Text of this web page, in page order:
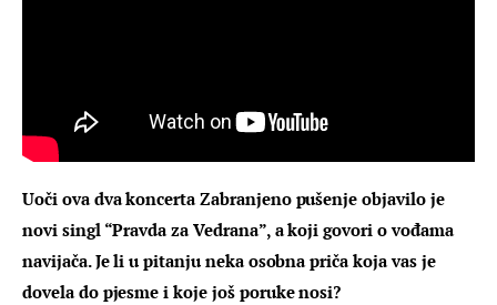
Uoči ova dva koncerta Zabranjeno pušenje objavilo je
novi singl “Pravda za Vedrana”, a koji govori o vođama
navijača. Je li u pitanju neka osobna priča koja vas je
dovela do pjesme i koje još poruke nosi?